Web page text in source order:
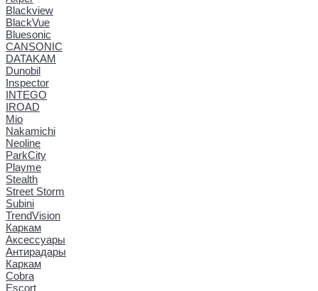
Blackview
BlackVue
Bluesonic
CANSONIC
DATAKAM
Dunobil
Inspector
INTEGO
IROAD
Mio
Nakamichi
Neoline
ParkCity
Playme
Stealth
Street Storm
Subini
TrendVision
Каркам
Аксессуары
Антирадары
Каркам
Cobra
Escort